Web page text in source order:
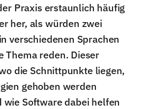
Praxis erstaunlich häufig
her, als würden zwei
verschiedenen Sprachen
Thema reden. Dieser
die Schnittpunkte liegen,
gehoben werden
wie Software dabei helfen